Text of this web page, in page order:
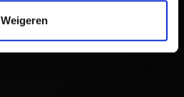
Weigeren